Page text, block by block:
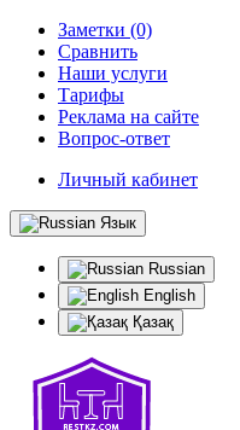
Заметки (0)
Сравнить
Наши услуги
Тарифы
Реклама на сайте
Вопрос-ответ
Личный кабинет
Язык
Russian
English
Қазақ